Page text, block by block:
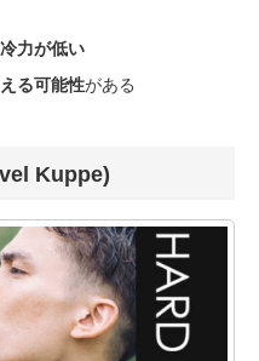
力が低い
る可能性がある
Kuppe)